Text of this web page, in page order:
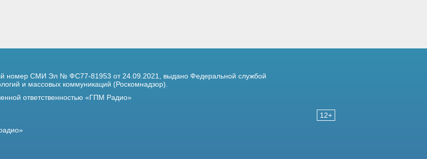
12+
номер СМИ Эл № ФС77-81953 от 24.09.2021,
выдано Федеральной службой
и массовых коммуникаций (Роскомнадзор).
ответственностью «ГПМ Радио»